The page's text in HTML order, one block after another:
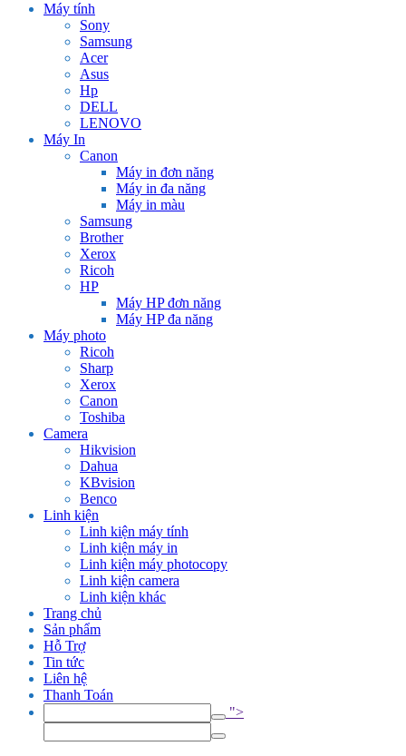
Máy tính
Sony
Samsung
Acer
Asus
Hp
DELL
LENOVO
Máy In
Canon
Máy in đơn năng
Máy in đa năng
Máy in màu
Samsung
Brother
Xerox
Ricoh
HP
Máy HP đơn năng
Máy HP đa năng
Máy photo
Ricoh
Sharp
Xerox
Canon
Toshiba
Camera
Hikvision
Dahua
KBvision
Benco
Linh kiện
Linh kiện máy tính
Linh kiện máy in
Linh kiện máy photocopy
Linh kiện camera
Linh kiện khác
Trang chủ
Sản phẩm
Hỗ Trợ
Tin tức
Liên hệ
Thanh Toán
">